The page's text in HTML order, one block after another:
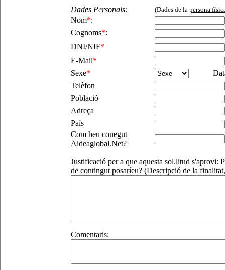
Dades Personals: (Dades de la persona
Nom*:
Cognoms*:
DNI/NIF*
E-Mail*
Sexe*
Telèfon
Població
Adreça
País
Com heu conegut
Aldeaglobal.Net?
Justificació per a que aquesta sol.litud
de contingut posaríeu? (Descripció de la
Comentaris: